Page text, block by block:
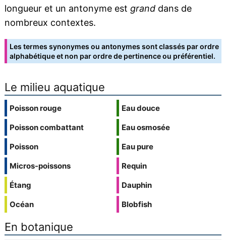
longueur et un antonyme est granddans de
nombreux contextes.
Les termes synonymes ou antonymes sont classés par ordre
alphabétique et non par ordre de pertinence ou préférentiel.
Le milieu aquatique
Poisson rouge
Poisson combattant
Poisson
Micros-poissons
Étang
Océan
Eau douce
Eau osmosée
Eau pure
Requin
Dauphin
Blobfish
En botanique